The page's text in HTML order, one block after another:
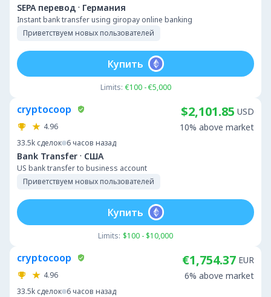
SEPA перевод · Германия
Instant bank transfer using giropay online banking
Приветствуем новых пользователей
Limits: €100 - €5,000
Купить
cryptocoop
4.96
33.5k сделок 6 часов назад
Bank Transfer · США
US bank transfer to business account
Приветствуем новых пользователей
$2,101.85 USD
10% above market
Limits: $100 - $10,000
Купить
cryptocoop
4.96
33.5k сделок 6 часов назад
€1,754.37 EUR
6% above market